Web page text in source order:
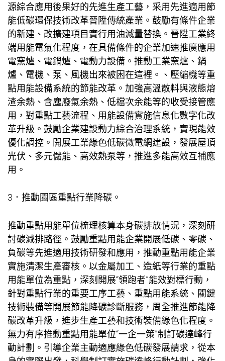
源綜合應用後果好的先進生產工藝，采用先進適用節
能低碳環保技術改革晉陞傳統產業。鼓勵有條件企業
的新建、改擴建項目實行用油減量替換。晉陞工業終
端用能電氣化程度，在具備條件的企業加速推廣應用
電窯爐、電鍋爐、電動力設備。推動工業窯爐、鍋
爐、電機、泵、風機出來被困在這裡。、壓縮機等重
點用能設備系統的節能改革。加強高溫散料與液態熔
渣余熱、含塵廢氣余熱、低檔次余能等的收受接管應
用，對重點工藝流程、用能設備實施信息化數字化改
革升級。鼓勵企業建設動力綜合治理系統，實現能效
優化調控。開展工業綠色低碳微電網建設，發展屋頂
光伏、多元儲能、高效熱泵等，推進多能高效互補應
用。
3．推動園區重點行業降碳。
推動重點用能單位梳理核算本身碳排放情況，深刻研
討碳減排路徑。鼓勵重點用能企業開展低碳、零碳、
負碳等先進適用技術研發和應用，推動重點用能企業
實施清潔生產審核。以金屬加工、造紙等行業的重點
用能單位為重點，深刻開展“領跑者”能效對標行動，
針對重點行業的重要工序工藝、重點用能系統、關鍵
技術裝備等開展節能降碳診斷服務，周全推進節能降
碳改革升級，進步生產工藝和技術裝備綠色化程度。
無力有序推動重點用能單位“一企一策”制訂碳達峰行
動計劃。引導企業主動適應綠色低碳發展請求，從本